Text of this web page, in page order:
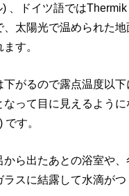
、ドイツ語では
、太陽光で温められた
す。
下がるので露点温度以
って目に見えるように
す。
から出たあとの浴室や
スに結露して水滴がつ